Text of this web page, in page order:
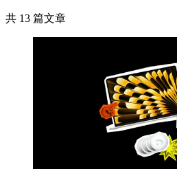
共 13 篇文章